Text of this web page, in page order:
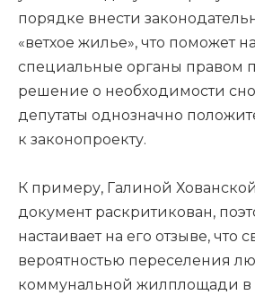
порядке внести
«ветхое жилье», что поможет
специальные органы правом
решение о необходимости
депутаты однозначно
к законопроекту.
К примеру, Галиной
документ раскритикован,
настаивает на его отзыве, что
вероятностью переселения
коммунальной жилплощади в